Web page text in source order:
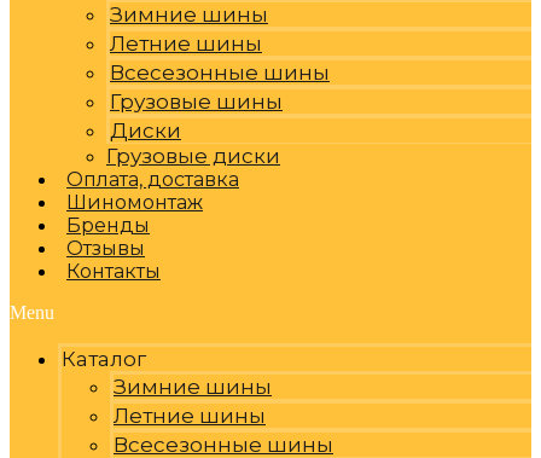
Зимние шины
Летние шины
Всесезонные шины
Грузовые шины
Диски
Грузовые диски
Оплата, доставка
Шиномонтаж
Бренды
Отзывы
Контакты
Menu
Каталог
Зимние шины
Летние шины
Всесезонные шины